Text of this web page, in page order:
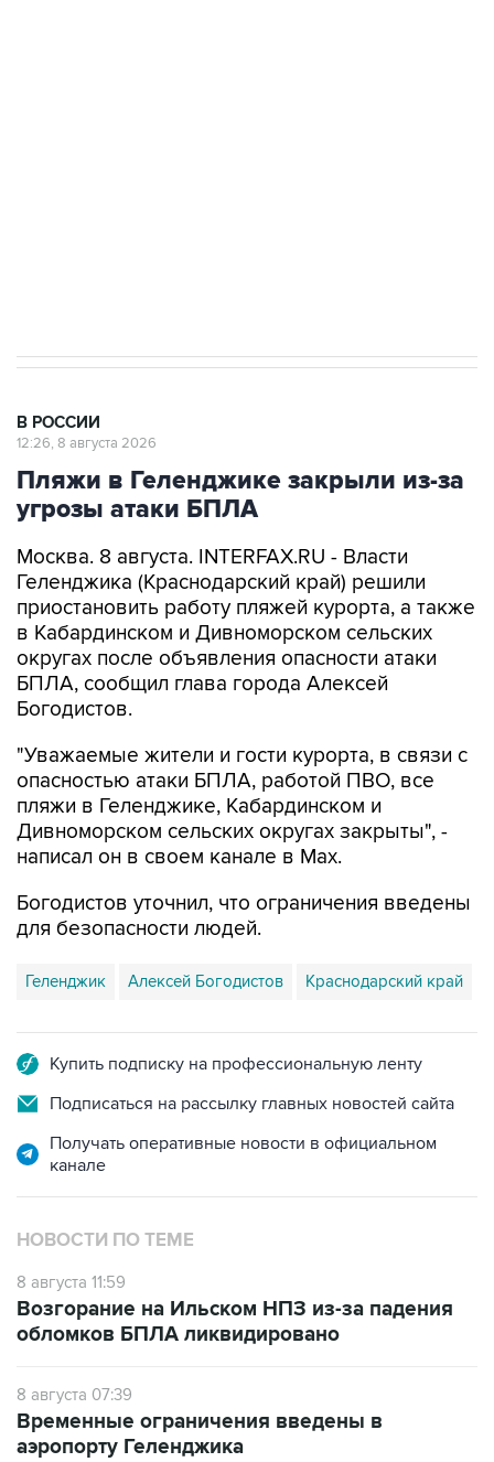
В РОССИИ
12:26, 8 августа 2026
Пляжи в Геленджике закрыли из-за
угрозы атаки БПЛА
Москва. 8 августа. INTERFAX.RU - Власти
Геленджика (Краснодарский край) решили
приостановить работу пляжей курорта, а также
в Кабардинском и Дивноморском сельских
округах после объявления опасности атаки
БПЛА, сообщил глава города Алексей
Богодистов.
"Уважаемые жители и гости курорта, в связи с
опасностью атаки БПЛА, работой ПВО, все
пляжи в Геленджике, Кабардинском и
Дивноморском сельских округах закрыты", -
написал он в своем канале в Max.
Богодистов уточнил, что ограничения введены
для безопасности людей.
Геленджик Алексей Богодистов Краснодарский край
Купить подписку на профессиональную ленту
Подписаться на рассылку главных новостей сайта
Получать оперативные новости в официальном
канале
НОВОСТИ ПО ТЕМЕ
8 августа 11:59
Возгорание на Ильском НПЗ из-за падения
обломков БПЛА ликвидировано
8 августа 07:39
Временные ограничения введены в
аэропорту Геленджика